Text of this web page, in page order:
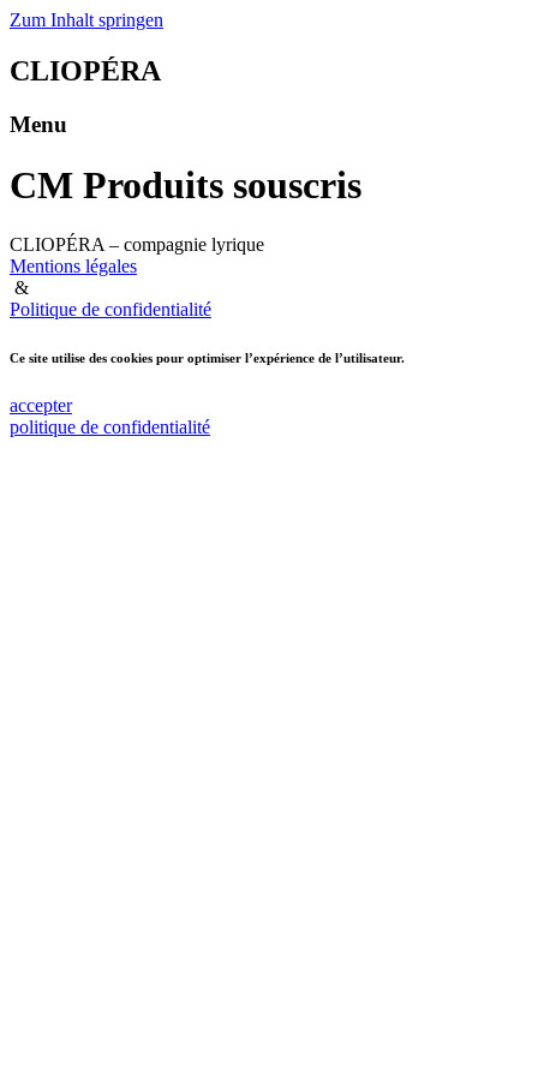
Zum Inhalt springen
CLIOPÉRA
Menu
CM Produits souscris
CLIOPÉRA – compagnie lyrique
Mentions légales
&
Politique de confidentialité
Ce site utilise des cookies pour optimiser l’expérience de l’utilisateur.
accepter
politique de confidentialité